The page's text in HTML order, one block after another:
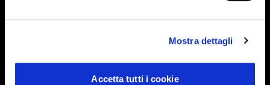
Mostra dettagli
Accetta tutti i cookie
INSERISCI LA TUA EMAIL